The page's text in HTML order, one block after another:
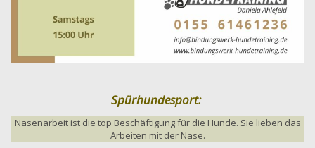
Spürhundesport:
Nasenarbeit ist die top Beschäftigung für die Hunde. Sie lieben das
Arbeiten mit der Nase.